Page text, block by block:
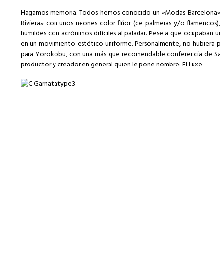
Hagamos memoria. Todos hemos conocido un «Modas
Riviera» con unos neones color flúor (de palmeras y/o
humildes con acrónimos difíciles al paladar. Pese a que
en un movimiento estético uniforme. Personalmente, no
para Yorokobu, con una más que recomendable conferencia de
productor y creador en general quien le pone nombre: El Luxe